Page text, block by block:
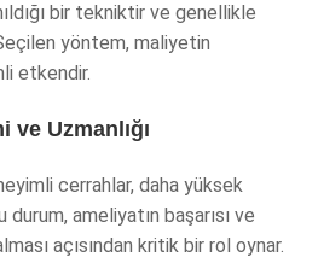
bir tekniktir ve genellikle
yöntem, maliyetin
etkendir.
ve Uzmanlığı
cerrahlar, daha yüksek
ameliyatın başarısı ve
açısından kritik bir rol oynar.